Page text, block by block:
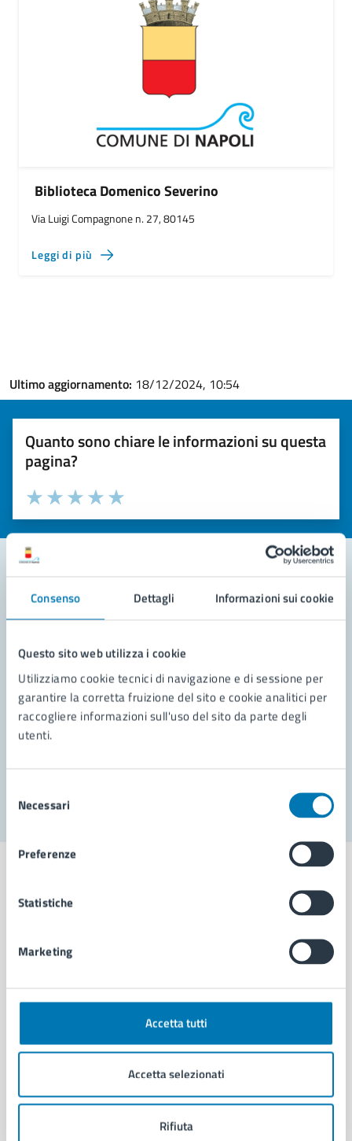
Consenso Dettagli Informazioni sui cookie
Questo sito web utilizza i cookie
Utilizziamo cookie tecnici di navigazione e di sessione per
garantire la corretta fruizione del sito e cookie analitici per
raccogliere informazioni sull'uso del sito da parte degli
utenti.
delNecessari
Preferenze
Statistiche
Marketing
Accetta tutti
Accetta selezionati
Rifiuta
Biblioteca Domenico Severino
Via Luigi Compagnone n. 27, 80145
Leggi di più
Ultimo aggiornamento: 18/12/2024, 10:54
Quanto sono chiare le informazioni su questa
pagina?
Valuta la chiarezza delle informazioni (da 1 a 5 stelle)
Seleziona il numero di stelle per valutare la chiarezza delle
Valuta 5 stelle su 5
Valuta 4 stelle su 5
Valuta 3 stelle su 5
Valuta 2 stelle su 5
Valuta 1 stelle su 5
Contatta il comune
Richiedi assistenza
Prenota appuntamento
Problemi in città
Aree amministrative
Uffici
Politici